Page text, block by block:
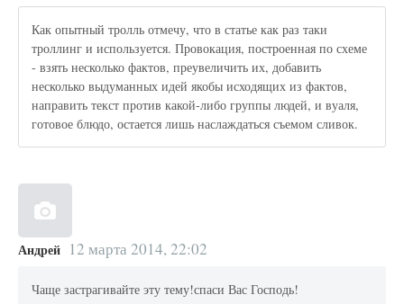
Как опытный тролль отмечу, что в статье как раз таки
троллинг и используется. Провокация, построенная по схеме
- взять несколько фактов, преувеличить их, добавить
несколько выдуманных идей якобы исходящих из фактов,
направить текст против какой-либо группы людей, и вуаля,
готовое блюдо, остается лишь наслаждаться съемом сливок.
Андрей 12 марта 2014, 22:02
Чаще застрагивайте эту тему!спаси Вас Господь!